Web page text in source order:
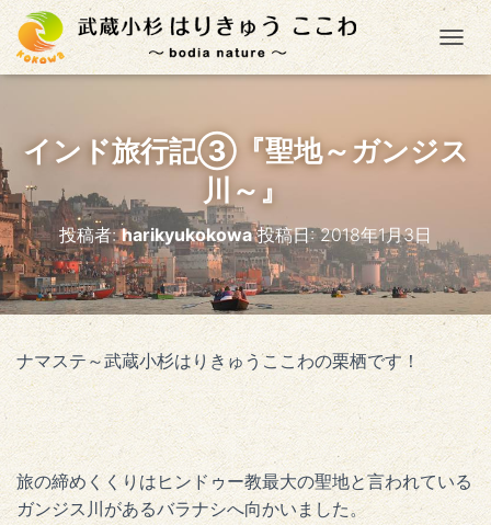
ナ
インド旅行記③『聖地～ガンジス
川～』
投稿者:harikyukokowa投稿日:2018年1月3日
ナマステ～武蔵小杉はりきゅうここわの栗栖です！
旅の締めくくりはヒンドゥー教最大の聖地と言われている
ガンジス川があるバラナシへ向かいました。